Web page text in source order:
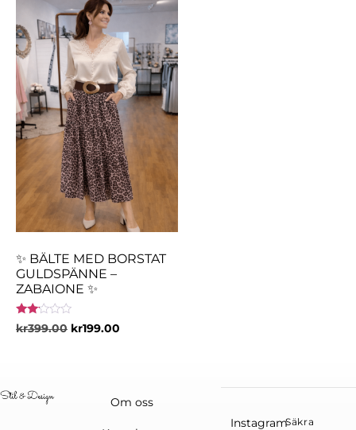
✨ BÄLTE MED BORSTAT
GULDSPÄNNE –
ZABAIONE ✨
Betygsatt
2.00
kr399.00 kr199.00
Om oss
InstagramSäkra